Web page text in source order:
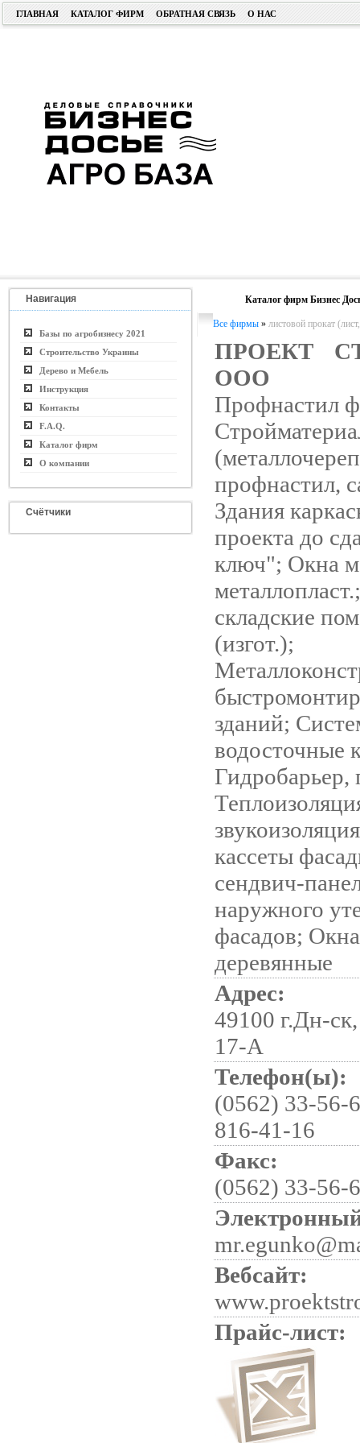
ГЛАВНАЯ КАТАЛОГ ФИРМ ОБРАТНАЯ СВЯЗЬ О НАС
Навигация
Базы по агробизнесу 2021
Строительство Украины
Дерево и Мебель
Инструкция
Контакты
F.A.Q.
Каталог фирм
О компании
Счётчики
Каталог фирм Бизнес
Все фирмы » листовой прокат
ПРОЕКТ
ООО
Профнастил
профнастил,
Здания
проекта до
ключ"; Окна
складские
(изгот.);
зданий;
водосточные
Гидробарьер,
кассеты
сендвич-
наружного
фасадов;
деревянные
Адрес:
49100 г.Дн-
17-А
Телефон(ы):
(0562) 33-56-
816-41-16
Факс:
(0562) 33-56-
Вебсайт:
Прайс-лист: